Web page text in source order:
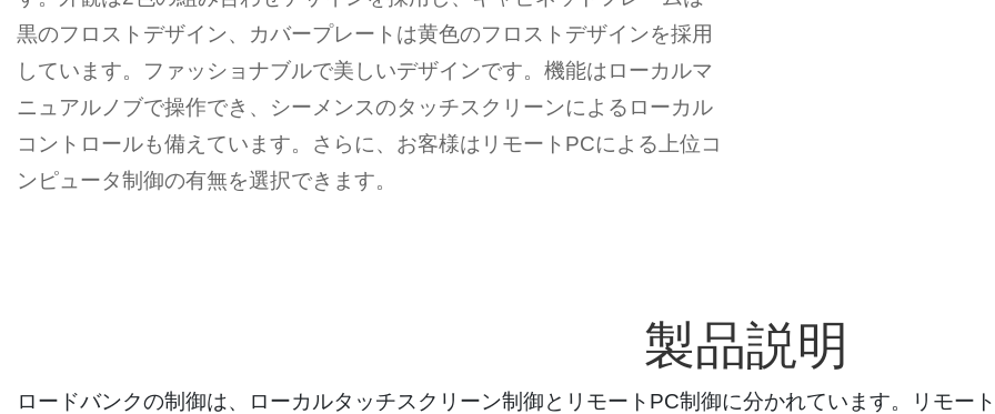
黒のフロストデザイン、カバープレートは黄色のフロストデザインを採用
しています。ファッショナブルで美しいデザインです。機能はローカルマ
ニュアルノブで操作でき、シーメンスのタッチスクリーンによるローカル
コントロールも備えています。さらに、お客様はリモートPCによる上位コ
ンピュータ制御の有無を選択できます。
製品説明
ロードバンクの制御は、ローカルタッチスクリーン制御とリモートPC制御に分かれています。
リモー